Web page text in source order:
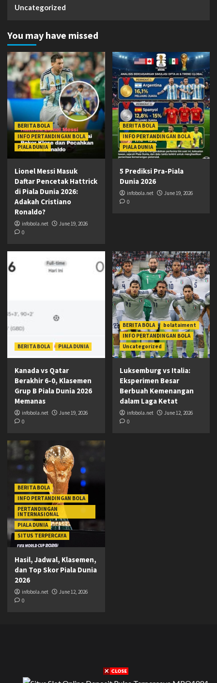
Uncategorized
You may have missed
BERITA BOLA
INFO PERTANDINGAN BOLA
PIALA DUNIA
Lionel Messi Masuk
Daftar Pencetak Hattrick
di Piala Dunia 2026:
Adakah Cristiano
Ronaldo?
infobola.net
June 19, 2026
0
BERITA BOLA
INFO PERTANDINGAN BOLA
PIALA DUNIA
5 Prediksi Pra-Piala
Dunia 2026
infobola.net
June 19, 2026
0
BERITA BOLA PIALA DUNIA
Kanada vs Qatar
Berakhir 6-0, Klasemen
Grup B Piala Dunia 2026
Memanas
infobola.net
June 19, 2026
0
BERITA BOLA
bolataiment
INFO PERTANDINGAN BOLA
Uncategorized
Luksemburg vs Italia:
Eksperimen Besar
Berbuah Kemenangan
dalam Laga Ketat
infobola.net
June 12, 2026
0
BERITA BOLA
INFO PERTANDINGAN BOLA
PERTANDINGAN
INTERNASIONAL
PIALA DUNIA
SITUS TERPERCAYA
Hasil, Jadwal, Klasemen,
dan Top Skor Piala Dunia
2026
infobola.net
June 12, 2026
0